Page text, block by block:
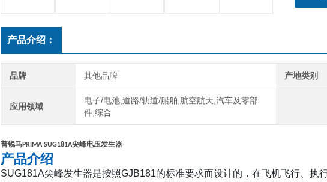
产品介绍：
品牌 其他品牌 产地类别
应用领域
电子/电池,道路/轨道/船舶,航空航天,汽车及零部
件,综合
普锐马 PRIMA SUG181A尖峰电压发生器
产品介绍
SUG181A尖峰发生器是按照GJB181的标准要求而设计的，在飞机飞行、执